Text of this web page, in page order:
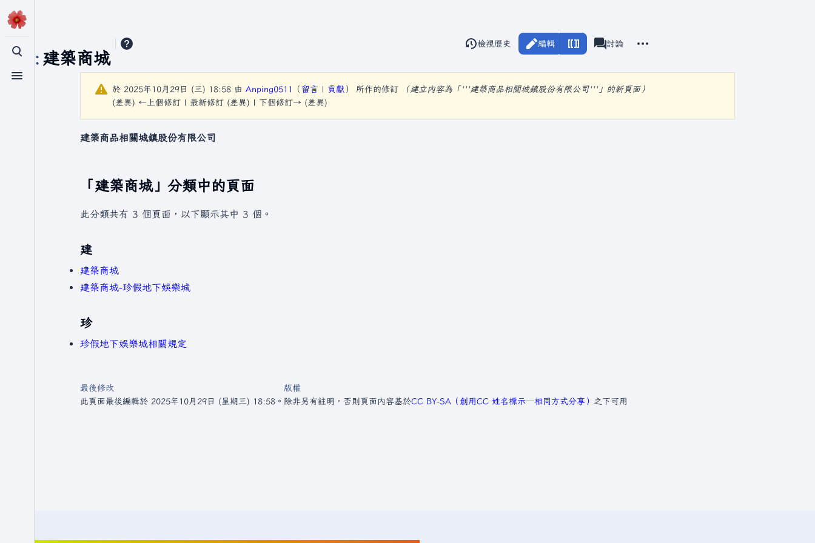
切換搜尋
切換選單
分類 : 建築商城
視圖閱讀 編輯
檢視歷史 associated-pages
分類
討論
於 2025年10月29日 (三) 18:58 由 Anping0511 （ 留言 | 貢獻 ） 所作的修訂
（建立內容為「'''建築商品相關城鎮股份有限公司'''」的新頁面）
(差異) ←上個修訂 | 最新修訂 (差異) | 下個修訂→ (差異)
建築商品相關城鎮股份有限公司
「建築商城」分類中的頁面
此分類共有 3 個頁面，以下顯示其中 3 個。
建
建築商城
建築商城-珍假地下娛樂城
珍
珍假地下娛樂城相關規定
最後修改
此頁面最後編輯於 2025年10月29日 (星期三) 18:58。
版權
除非另有註明，否則頁面內容基於CC BY-SA（創用CC 姓名標示─相同方式分享） 之下可用